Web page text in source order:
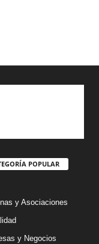
POPULAR
y Asociaciones
y Negocios